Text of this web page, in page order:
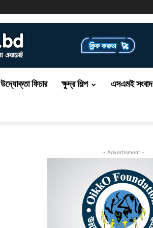
উদ্যোক্তা ফিচার ক্ষুদ্র শিল্প এসএমই সংবাদ
- Advertisment -